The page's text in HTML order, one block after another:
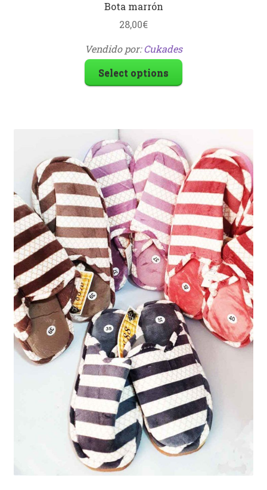
Bota marrón
28,00€
Vendido por:Cukades
Select options